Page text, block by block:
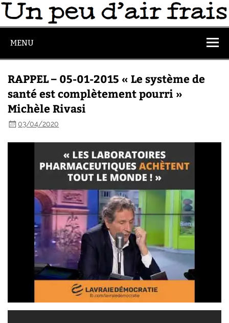
MENU
RAPPEL – 05-01-2015 « Le système de
santé est complètement pourri »
Michèle Rivasi
03/04/2020